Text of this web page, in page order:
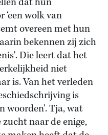
wolk van
overeen met hun
bekennen zij zich
Die leert dat het
niet
is. Van het verleden
is
woorden'. Tja, wat
naar de enige,